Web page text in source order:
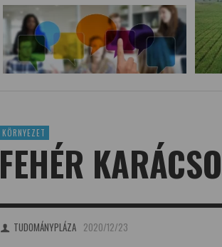
KÖRNYEZET
FEHÉR
TUDOMÁNYPLÁZA 2020/12/23